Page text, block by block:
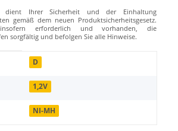
dient Ihrer Sicherheit und der Einhaltung
gemäß dem neuen Produktsicherheitsgesetz.
erforderlich und vorhanden, die
sorgfältig und befolgen Sie alle Hinweise.
D
1,2V
NI-MH